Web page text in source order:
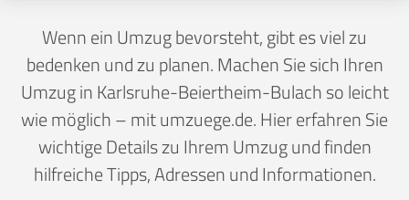
Wenn ein Umzug bevorsteht, gibt es viel zu
bedenken und zu planen. Machen Sie sich Ihren
Umzug in Karlsruhe-Beiertheim-Bulach so leicht
wie möglich – mit umzuege.de. Hier erfahren Sie
wichtige Details zu Ihrem Umzug und finden
hilfreiche Tipps, Adressen und Informationen.